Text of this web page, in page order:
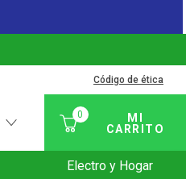
Código de ética
0
Electro y Hogar